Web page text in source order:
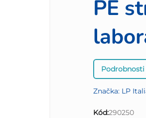
PE
Priemerné
hodnotenie
je
0,0
Značka: LP
Kód:290250